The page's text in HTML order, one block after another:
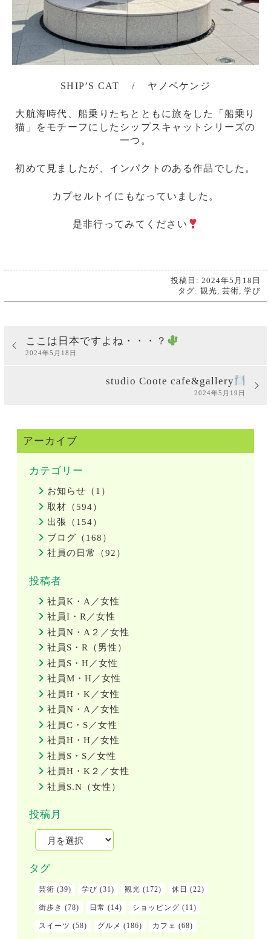
SHIP’S CAT / ヤノベケンジ
大航海時代、船乗りたちとともに旅をした「船乗り
猫」をモチーフにしたシップスキャットシリーズの
一つ。
初めて見ましたが、インパクトのある作品でした。
カプセルトイにもなっていました。
是非行ってみてください
投稿日: 2024年5月18日
タグ:観光,芸術,学び
ここは日本ですよね・・・？
2024年5月18日
studio Coote cafe&gallery
2024年5月19日
アーカイブ
カテゴリー
お知らせ（1）
取材（594）
出張（154）
ブログ（168）
社員の日常（92）
投稿者
社員K・A／女性
社員I・R／女性
社員N・A２／女性
社員S・R（男性）
社員S・H／女性
社員M・H／女性
社員H・K／女性
社員N・A／女性
社員C・S／女性
社員H・H／女性
社員S・S／女性
社員H・K２／女性
社員S.N（女性）
投稿月
タグ
芸術 (39) 学び (31) 観光 (172) 休日 (22)
街歩き (78) 日常 (14) ショッピング (11)
スイーツ (58) グルメ (186) カフェ (68)